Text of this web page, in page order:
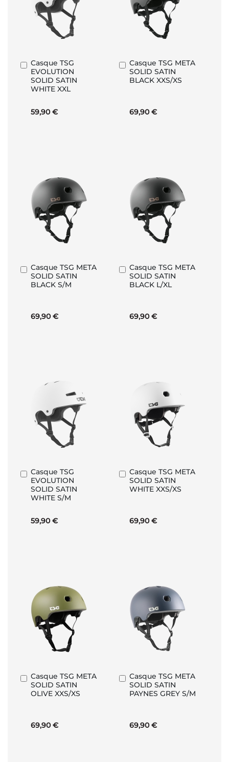
Casque TSG
EVOLUTION
SOLID SATIN
WHITE XXL
59,90 €
Ajouter
au
panier
Casque TSG META
SOLID SATIN
BLACK XXS/XS
69,90 €
Ajouter
au
panier
Casque TSG META
SOLID SATIN
BLACK S/M
69,90 €
Ajouter
au
panier
Casque TSG META
SOLID SATIN
BLACK L/XL
69,90 €
Ajouter
au
panier
Casque TSG
EVOLUTION
SOLID SATIN
WHITE S/M
59,90 €
Ajouter
au
panier
Casque TSG META
SOLID SATIN
WHITE XXS/XS
69,90 €
Ajouter
au
panier
Casque TSG META
SOLID SATIN
OLIVE XXS/XS
69,90 €
Ajouter
au
panier
Casque TSG META
SOLID SATIN
PAYNES GREY S/M
69,90 €
Ajouter
au
panier